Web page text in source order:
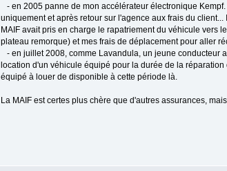
- en 2005 panne de mon accélérateur électronique
uniquement et après retour sur l'agence aux frais du
MAIF avait pris en charge le rapatriement du véhicule vers
plateau remorque) et mes frais de déplacement pour aller
- en juillet 2008, comme Lavandula, un jeune conducteur
location d'un véhicule équipé pour la durée de la
équipé à louer de disponible à cette période là.
La MAIF est certes plus chère que d'autres assurances,